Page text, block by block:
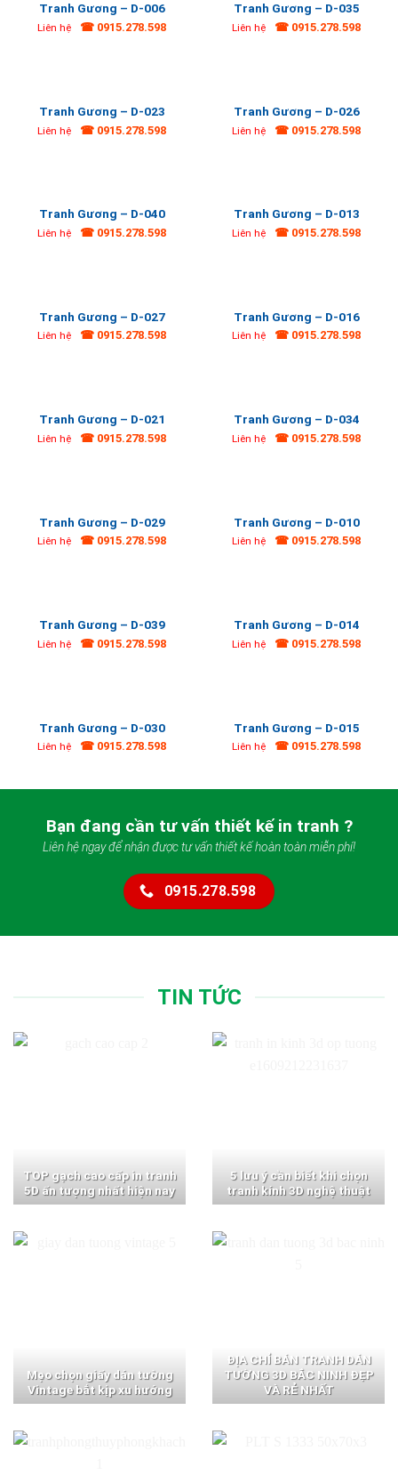
Tranh Gương – D-006
Liên hệ ☎ 0915.278.598
Tranh Gương – D-035
Liên hệ ☎ 0915.278.598
Tranh Gương – D-023
Liên hệ ☎ 0915.278.598
Tranh Gương – D-026
Liên hệ ☎ 0915.278.598
Tranh Gương – D-040
Liên hệ ☎ 0915.278.598
Tranh Gương – D-013
Liên hệ ☎ 0915.278.598
Tranh Gương – D-027
Liên hệ ☎ 0915.278.598
Tranh Gương – D-016
Liên hệ ☎ 0915.278.598
Tranh Gương – D-021
Liên hệ ☎ 0915.278.598
Tranh Gương – D-034
Liên hệ ☎ 0915.278.598
Tranh Gương – D-029
Liên hệ ☎ 0915.278.598
Tranh Gương – D-010
Liên hệ ☎ 0915.278.598
Tranh Gương – D-039
Liên hệ ☎ 0915.278.598
Tranh Gương – D-014
Liên hệ ☎ 0915.278.598
Tranh Gương – D-030
Liên hệ ☎ 0915.278.598
Tranh Gương – D-015
Liên hệ ☎ 0915.278.598
Bạn đang cần tư vấn thiết kế in tranh ?
Liên hệ ngay để nhận được tư vấn thiết kế hoàn toàn miễn phí!
0915.278.598
TIN TỨC
TOP gạch cao cấp in tranh
5D ấn tượng nhất hiện nay
5 lưu ý cần biết khi chọn
tranh kính 3D nghệ thuật
Mẹo chọn giấy dán tường
Vintage bắt kịp xu hướng
ĐỊA CHỈ BÁN TRANH DÁN
TƯỜNG 3D BẮC NINH ĐẸP
VÀ RẺ NHẤT